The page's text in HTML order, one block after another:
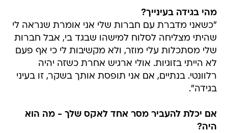
מהי בגידה בעינייך?
"כשאני מדברת עם חברות שלי אני אומרת שנראה לי
שהיתי מצליחה לסלוח למישהו שבגד בי, אבל חברות
שלי מסתכלות עלי מוזר, ולא מקשיבות לי כי אף פעם
לא הייתי בזוגיות. אולי ארגיש אחרת כשזה יהיה
רלוונטי. בנתיים, אם אני תופסת אותך בשקר, זו בעיני
בגידה".
אם יכלת להעביר מסר אחד לאקס שלך - מה הוא
היה?